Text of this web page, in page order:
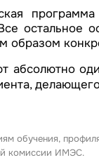
остальное
образом
абсолютно
обучения,
комиссии ИМЭС.